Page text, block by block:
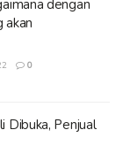
dengan
akan
0
Dibuka, Penjual